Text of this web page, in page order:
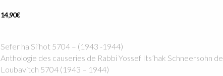
14,90€
Sefer ha Si’hot 5704 – (1943 -1944)
Anthologie des causeries de Rabbi Yossef Its’hak Schneersohn de
Loubavitch 5704 (1943 – 1944)